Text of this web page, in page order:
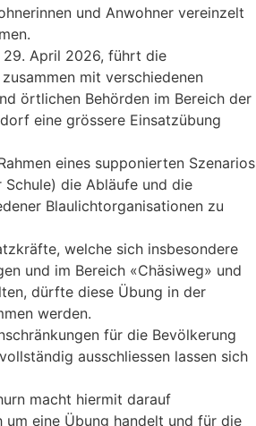
und Anwohner vereinzelt
April 2026, führt die
mit verschiedenen
örtlichen Behörden im Bereich der
eine grössere Einsatzübung
eines supponierten Szenarios
Schule) die Abläufe und die
Blaulichtorganisationen zu
welche sich insbesondere
und im Bereich «Chäsiweg» und
dürfte diese Übung in der
werden.
für die Bevölkerung
ausschliessen lassen sich
macht hiermit darauf
um eine Übung handelt und für die